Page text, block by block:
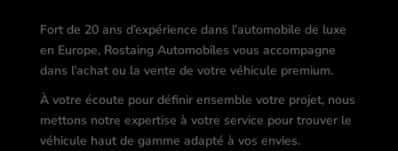
Fort de 20 ans d’expérience dans l’automobile de luxe
en Europe, Rostaing Automobiles vous accompagne
dans l’achat ou la vente de votre véhicule premium.
À votre écoute pour définir ensemble votre projet, nous
mettons notre expertise à votre service pour trouver le
véhicule haut de gamme adapté à vos envies.